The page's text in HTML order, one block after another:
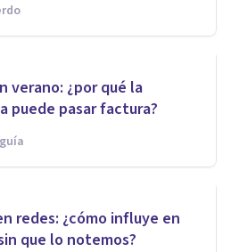
verano: ¿por qué la
puede pasar factura?
redes: ¿cómo influye en
que lo notemos?